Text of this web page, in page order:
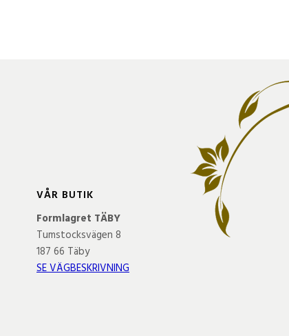
VÅR BUTIK
Formlagret TÄBY
Tumstocksvägen 8
187 66 Täby
SE VÄGBESKRIVNING